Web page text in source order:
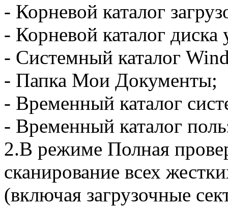
- Корневой каталог
- Корневой каталог
- Системный каталог
- Папка Мои Документы;
- Временный каталог
- Временный каталог
2.В режиме Полная
сканирование всех
(включая загрузочные